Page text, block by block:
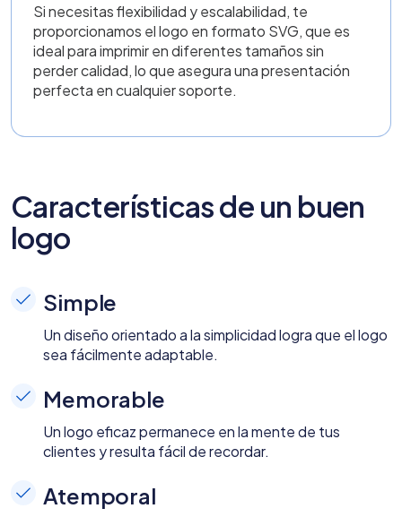
Si necesitas flexibilidad y escalabilidad, te
proporcionamos el logo en formato SVG, que es
ideal para imprimir en diferentes tamaños sin
perder calidad, lo que asegura una presentación
perfecta en cualquier soporte.
Características de un buen
logo
Simple
Un diseño orientado a la simplicidad logra que el logo
sea fácilmente adaptable.
Memorable
Un logo eficaz permanece en la mente de tus
clientes y resulta fácil de recordar.
Atemporal